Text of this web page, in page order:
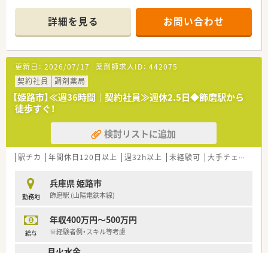
す。
■ツルハグループとして瀬戸内海圏にてドミナント展開を強化
している地域№１のドラッグチェーンです。
今後も更に、ドラッグストアと調剤薬局の併設店を標準型店舗
として、利便性と専門性を兼ね備えた店舗展開を図って参りま
す。
■愛媛県を中心に四国・中国エリアに228店舗展開しておりま
す。現在約3割が調剤取扱店舗です。
■環境の変化に応じ、ステージに合った研修を実施しておりま
す。薬剤師職に特化した研修を経験に応じて準備しております。
実技研修では実際の業務さながらの体験とともに、幅広く薬剤
師の仕事を学び、仕事への理解を深めることが出来ます。
■様々な福利厚生制度で、業界トップクラスの満足度を誇ってお
ります。誰もが安心して働ける職場づくりを目指しています。
行っております。
詳細を見る お問い合わせ
更新日： 2026/07/17 薬剤師求人ID： 442075
契約社員
調剤薬局
【姫路市】≪週36時間｜契約社員≫週休2.5日◆飾磨駅から
徒歩すぐ！
検討リストに追加
駅チカ 年間休日120日以上 週32h以上 未経験可 大手チェーン以外
勤務地
兵庫県 姫路市
飾磨駅 (山陽電鉄本線)
給与
年収400万円～500万円
※経験者例・スキル等考慮